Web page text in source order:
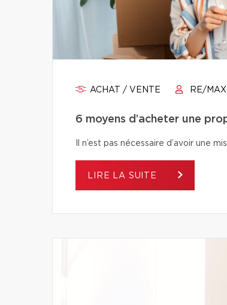
ACHAT / VENTE RE/
6 moyens d’acheter une
Il n’est pas nécessaire d’avoir une
LIRE LA SUITE